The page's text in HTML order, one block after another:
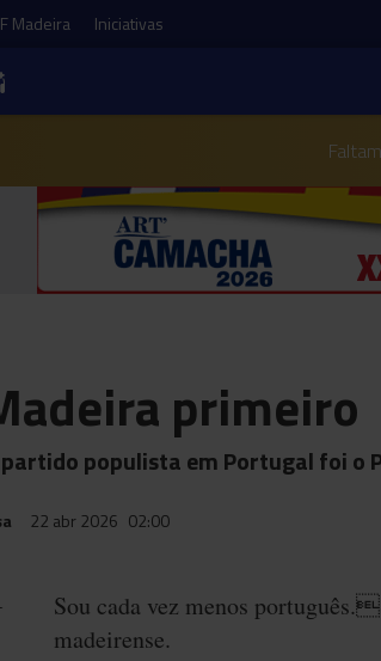
Madeira Iniciativas
Faltam
primeiro
populista em Portugal foi o
22 abr 2026 02:00
Sou cada vez menos
madeirense.